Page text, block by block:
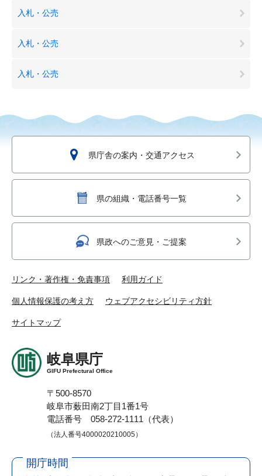
入札・公売
入札・公売
入札・公売
県庁舎の案内・交通アクセス
県の組織・電話番号一覧
県政へのご意見・ご提案
リンク・著作権・免責事項 利用ガイド
個人情報保護の考え方 ウェブアクセシビリティ方針
サイトマップ
岐阜県庁
GIFU Prefectural Office
〒500-8570
岐阜市薮田南2丁目1番1号
電話番号 058-272-1111（代表）
（法人番号4000020210005）
開庁時間